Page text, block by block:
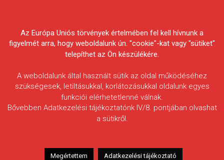
Egyesületek Szövetsége
Az Európa Uniós törvények értelmében fel kell hívnunk a
figyelmét arra, hogy weboldalunk ún. "cookie"-kat vagy "sütiket"
telepíthet az Ön készülékére.
A weboldalunk által használt sütik az oldal működéséhez
szükségesek, letiltásukkal, korlátozásukkal oldalunk egyes
funkciói elérhetetlenné válnak.
Bővebben Adatkezelési tájékoztatónk IV/8. pontjában olvashat
a sütikről.
Megértettem Adatkezelési tájékoztató